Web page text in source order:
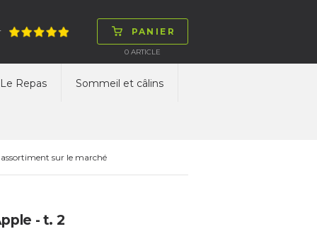
PANIER
0 ARTICLE
Le Repas Sommeil et câlins
sur le marché
- t. 2